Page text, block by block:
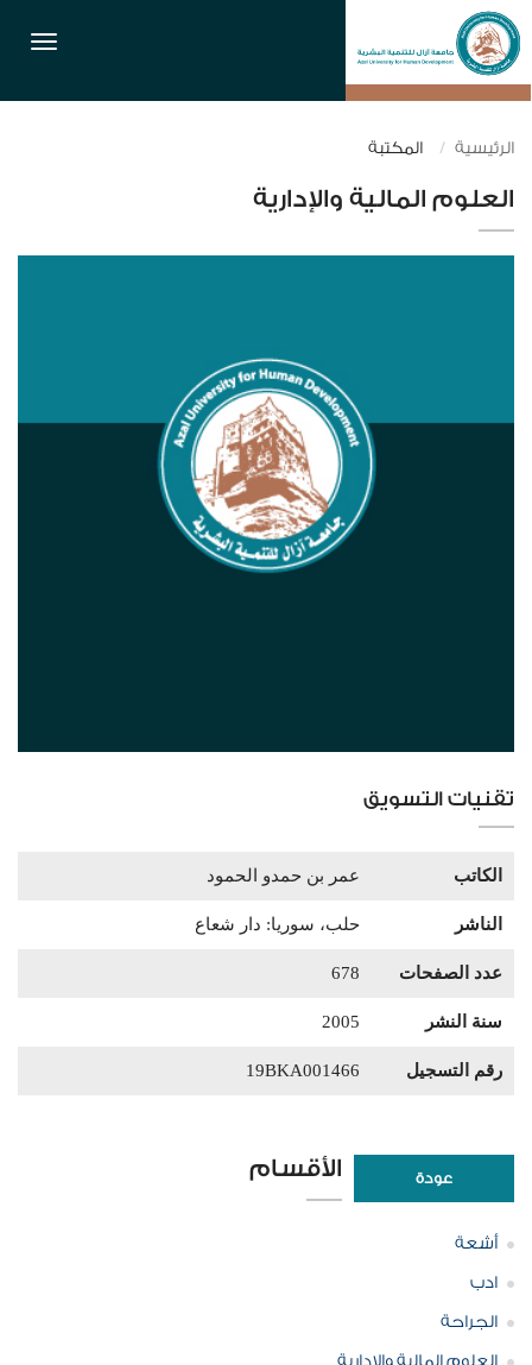
الرئيسية المكتبة
العلوم المالية والإدارية
تقنيات التسويق
الكاتب عمر بن حمدو الحمود
الناشر حلب، سوريا: دار شعاع
عدد الصفحات 678
سنة النشر 2005
رقم التسجيل 19BKA001466
عودة الأقسام
أشعة
ادب
الجراحة